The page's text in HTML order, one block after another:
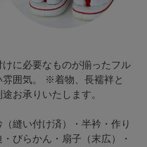
に必要なものが揃ったフル
囲気。 ※着物、長襦袢と
お承りいたします。
縫い付け済）・半衿・作り
びらかん・扇子（末広）・